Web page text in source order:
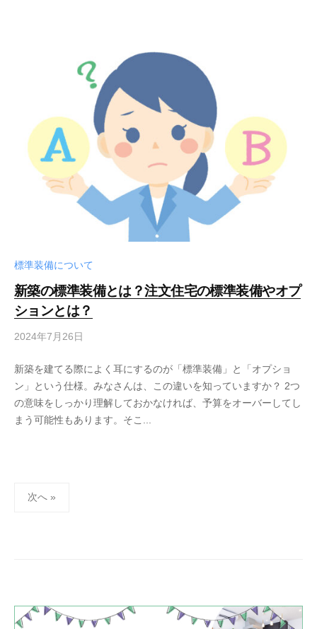
標準装備について
新築の標準装備とは？注文住宅の標準装備やオプ
ションとは？
2024年7月26日
新築を建てる際によく耳にするのが「標準装備」と「オプショ
ン」という仕様。みなさんは、この違いを知っていますか？ 2つ
の意味をしっかり理解しておかなければ、予算をオーバーしてし
まう可能性もあります。そこ...
送
次へ »